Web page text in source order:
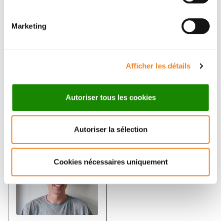
Marketing
Afficher les détails
Autoriser tous les cookies
Autoriser la sélection
Cookies nécessaires uniquement
VINCENT
CNRS
AMANDINE DI
CICCO